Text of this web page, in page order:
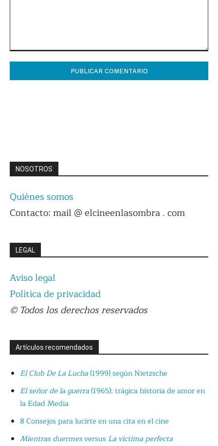
Comentario:
NOSOTROS
Quiénes somos
Contacto: mail @ elcineenlasombra . com
LEGAL
Aviso legal
Política de privacidad
© Todos los derechos reservados
Artículos recomendados
El Club De La Lucha(1999) según Nietzsche
El señor de la guerra(1965): trágica historia de amor en
la Edad Media
8 Consejos para lucirte en una cita en el cine
Mientras duermesversus La víctima perfecta